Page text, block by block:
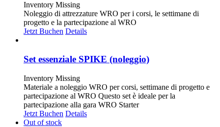
Inventory Missing
Noleggio di attrezzature WRO per i corsi, le settimane di
progetto e la partecipazione al WRO
Jetzt Buchen Details
Set essenziale SPIKE (noleggio)
Inventory Missing
Materiale a noleggio WRO per corsi, settimane di progetto e
partecipazione al WRO Questo set è ideale per la
partecipazione alla gara WRO Starter
Jetzt Buchen Details
Out of stock